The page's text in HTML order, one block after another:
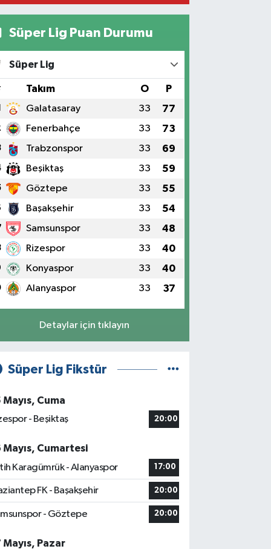
Süper Lig Puan Durumu
Süper Lig
Takım O P
Galatasaray 33 77
Fenerbahçe 33 73
Trabzonspor 33 69
Beşiktaş 33 59
Göztepe 33 55
Başakşehir 33 54
Samsunspor 33 48
Rizespor 33 40
Konyaspor 33 40
Alanyaspor 33 37
Detaylar için tıklayın
Süper Lig Fikstür
Mayıs, Cuma
- Beşiktaş
20:00
Mayıs, Cumartesi
Karagümrük - Alanyaspor
17:00
FK - Başakşehir 20:00
- Göztepe 20:00
Mayıs, Pazar